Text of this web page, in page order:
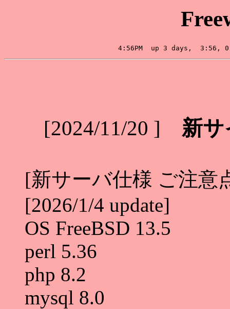
[2024/11/20 ] 新
[新サーバ仕様 ご注意
[2026/1/4 update]
OS FreeBSD 13.5
perl 5.36
php 8.2
mysql 8.0